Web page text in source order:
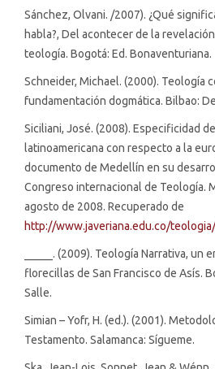
Sánchez, Olvani. /2007). ¿Qué
habla?, Del acontecer de la
teología. Bogotá: Ed. Bonaventuriana.
Schneider, Michael. (2000). Teología
fundamentación dogmática. Bilbao:
Siciliani, José. (2008). Especificidad
latinoamericana con respecto a la
documento de Medellín en su
Congreso internacional de Teología.
agosto de 2008. Recuperado de
http://www.javeriana.edu.co/
_____. (2009). Teología Narrativa, un
florecillas de San Francisco de Asís.
Salle.
Simian – Yofr, H. (ed.). (2001).
Testamento. Salamanca: Sígueme.